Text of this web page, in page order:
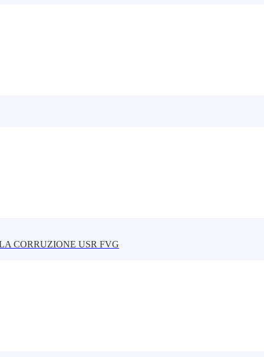
CORRUZIONE USR FVG